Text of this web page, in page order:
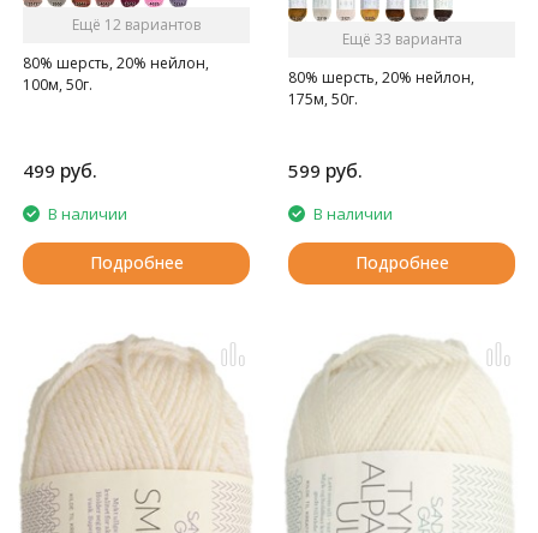
Ещё 12 вариантов
80% шерсть, 20% нейлон,
100м, 50г.
499 руб.
В наличии
Подробнее
Ещё 33 варианта
80% шерсть, 20% нейлон,
175м, 50г.
599 руб.
В наличии
Подробнее